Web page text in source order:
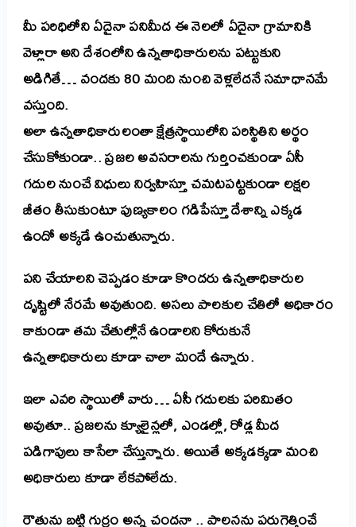
మీ పరిధిలోని ఏదైనా పనిమీద ఈ నెలలో ఏదైనా గ్రామానికి
వెళ్లారా అని దేశంలోని ఉన్నతాధికారులను పట్టుకుని
అడిగితే… వందకు 80 మంది నుంచి వెళ్లలేదనే సమాధానమే
వస్తుంది.
అలా ఉన్నతాధికారులంతా క్షేత్రస్థాయిలోని పరిస్థితిని అర్థం
చేసుకోకుండా.. ప్రజల అవసరాలను గుర్తించకుండా ఏసీ
గదుల నుంచే విధులు నిర్వహిస్తూ చమటపట్టకుండా లక్షల
జీతం తీసుకుంటూ పుణ్యకాలం గడిపేస్తూ దేశాన్ని ఎక్కడ
ఉందో అక్కడే ఉంచుతున్నారు.
పని చేయాలని చెప్పడం కూడా కొందరు ఉన్నతాధికారుల
దృష్టిలో నేరమే అవుతుంది. అసలు పాలకుల చేతిలో అధికారం
కాకుండా తమ చేతుల్లోనే ఉండాలని కోరుకునే
ఉన్నతాధికారులు కూడా చాలా మందే ఉన్నారు.
ఇలా ఎవరి స్థాయిలో వారు… ఏసీ గదులకు పరిమితం
అవుతూ.. ప్రజలను క్యూలైన్లలో, ఎండల్లో, రోడ్ల మీద
పడిగాపులు కాసేలా చేస్తున్నారు. అయితే అక్కడక్కడా మంచి
అధికారులు కూడా లేకపోలేదు.
రౌతును బట్టి గుర్రం అన్న చందనా .. పాలనను పరుగెత్తించే